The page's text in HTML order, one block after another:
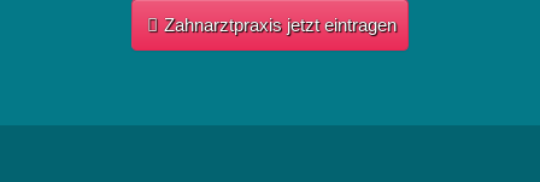
Zahnarztpraxis jetzt eintragen